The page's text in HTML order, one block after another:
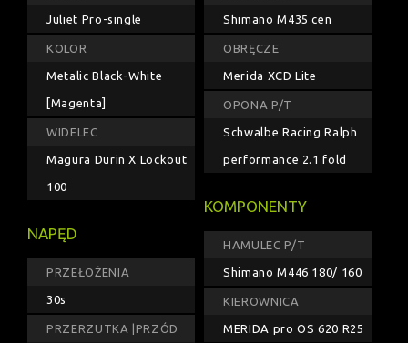
Juliet Pro-single
KOLOR
Metalic Black-White
[Magenta]
WIDELEC
Magura Durin X Lockout
100
NAPĘD
PRZEŁOŻENIA
30s
PRZERZUTKA |PRZÓD
Shimano M435 cen
OBRĘCZE
Merida XCD Lite
OPONA P/T
Schwalbe Racing Ralph
performance 2.1 fold
KOMPONENTY
HAMULEC P/T
Shimano M446 180/ 160
KIEROWNICA
MERIDA pro OS 620 R25